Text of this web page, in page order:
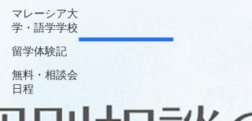
マレーシア大
学・語学学校
留学体験記
無料・相談会
日程